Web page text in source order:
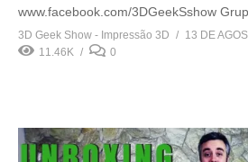
www.facebook.com/3DGeekSshow
3D Geek Show - Impressão 3D
13 DE
11.46K
0